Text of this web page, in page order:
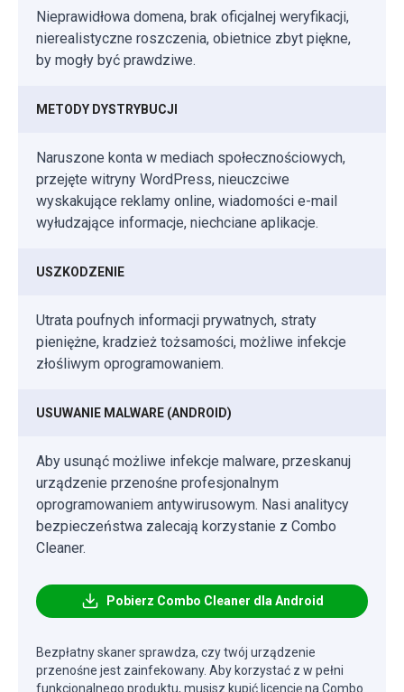
Nieprawidłowa domena, brak oficjalnej weryfikacji,
nierealistyczne roszczenia, obietnice zbyt piękne,
by mogły być prawdziwe.
METODY DYSTRYBUCJI
Naruszone konta w mediach społecznościowych,
przejęte witryny WordPress, nieuczciwe
wyskakujące reklamy online, wiadomości e-mail
wyłudzające informacje, niechciane aplikacje.
USZKODZENIE
Utrata poufnych informacji prywatnych, straty
pieniężne, kradzież tożsamości, możliwe infekcje
złośliwym oprogramowaniem.
USUWANIE MALWARE (ANDROID)
Aby usunąć możliwe infekcje malware, przeskanuj
urządzenie przenośne profesjonalnym
oprogramowaniem antywirusowym. Nasi analitycy
bezpieczeństwa zalecają korzystanie z Combo
Cleaner.
Pobierz Combo Cleaner dla Android
Bezpłatny skaner sprawdza, czy twój urządzenie
przenośne jest zainfekowany. Aby korzystać z w pełni
funkcjonalnego produktu, musisz kupić licencję na Combo